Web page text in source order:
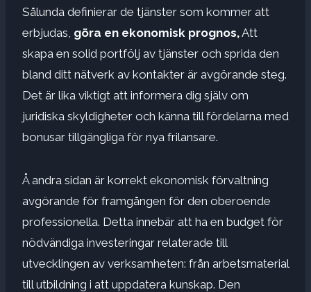
Sålunda definierar de tjänster som kommer att
erbjudas, göra en ekonomisk prognos,Att
skapa en solid portfölj av tjänster och sprida den
bland ditt nätverk av kontakter är avgörande steg.
Det är lika viktigt att informera dig själv om
juridiska skyldigheter och känna till fördelarna med
bonusar tillgängliga för nya frilansare.
Å andra sidan är korrekt ekonomisk förvaltning
avgörande för framgången för den oberoende
professionella. Detta innebär att ha en budget för
nödvändiga investeringar relaterade till
utvecklingen av verksamheten: från arbetsmaterial
till utbildning i att uppdatera kunskap. Den